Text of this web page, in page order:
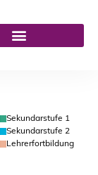
Sekundarstufe 1
Sekundarstufe 2
Lehrerfortbildung